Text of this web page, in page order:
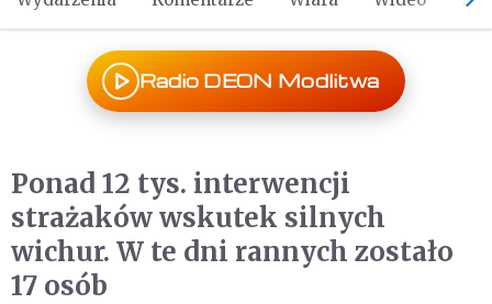
Radio DEON Modlitwa
Ponad 12 tys. interwencji
strażaków wskutek silnych
wichur. W te dni rannych zostało
17 osób